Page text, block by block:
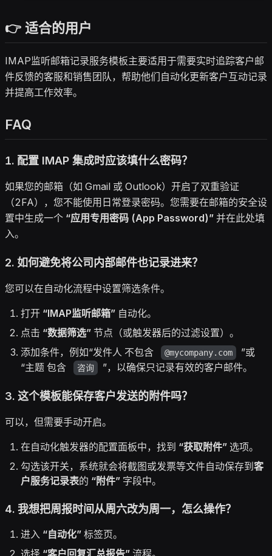
👉 适合的用户
IMAP监听邮箱记录服务模板主要适用于需要实时追踪客户邮
件反馈的客服和销售团队，帮助他们自动化更新客户互动记录
并提高工作效率。
FAQ
1. 配置 IMAP 集成时应该填什么密码？
如果您的邮箱（如 Gmail 或 Outlook）开启了双重验证
（2FA），您不能使用日常登录密码。您需要在邮箱的安全设
置中生成一个 “应用专用密码 (App Password)” 并在此处填
入。
2. 如何避免将公司内部邮件也记录进来？
您可以在自动化流程中设置筛选条件。
打开 “IMAP监听邮箱” 自动化。
点击 “数据筛选” 节点（或触发器后的过滤设置）。
添加条件，例如“发件人 不包含
@mycompany.com
”或
“主题 包含
咨询 ”，以确保只记录有效的客户邮件。
3. 这个模板能保存客户发送的附件吗？
可以，但需要手动开启。
在自动化触发器的配置面板中，找到 “获取附件” 选项。
勾选该开关，系统就会将截图或发票等文件自动保存到客
户服务记录表的 “附件” 字段中。
4. 我想把周报时间从周六改为周一，怎么操作？
进入 “自动化” 标签页。
选择 “客户回复汇总报告” 流程。